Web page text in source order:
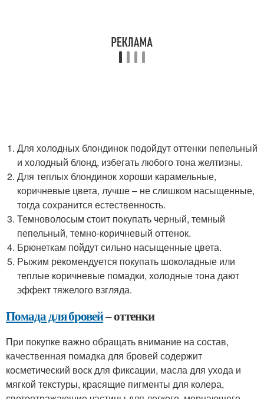
Для холодных блондинок подойдут оттенки пепельный
и холодный блонд, избегать любого тона желтизны.
Для теплых блондинок хороши карамельные,
коричневые цвета, лучше – не слишком насыщенные,
тогда сохранится естественность.
Темноволосым стоит покупать черный, темный
пепельный, темно-коричневый оттенок.
Брюнеткам пойдут сильно насыщенные цвета.
Рыжим рекомендуется покупать шоколадные или
теплые коричневые помадки, холодные тона дают
эффект тяжелого взгляда.
Помада для бровей– оттенки
При покупке важно обращать внимание на состав,
качественная помадка для бровей содержит
косметический воск для фиксации, масла для ухода и
мягкой текстуры, красящие пигменты для колера,